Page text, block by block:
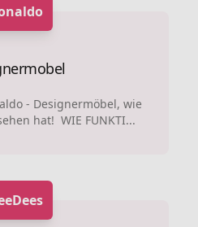
- Designermöbel, wie
hat! WIE FUNKTI...